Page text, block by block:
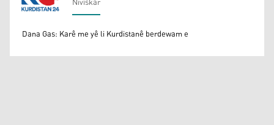
Kurdistan24
Dana Gas: Karê me yê li Kurdistanê berdewam e